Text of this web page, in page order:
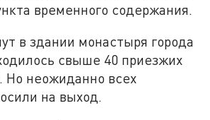
временного содержания.
в здании монастыря города
свыше 40 приезжих
Но неожиданно всех
на выход.